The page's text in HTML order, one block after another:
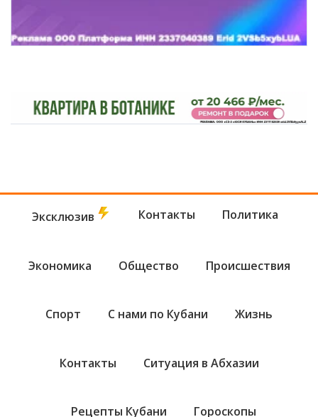
Эксклюзив Контакты Политика
Экономика Общество Происшествия
Спорт С нами по Кубани Жизнь
Контакты Ситуация в Абхазии
Рецепты Кубани Гороскопы